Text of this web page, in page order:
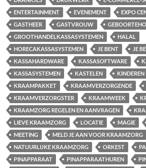
ENTERTAINMENT
EVENEMENT EXPO
GASTHEER
GASTVROUW
GROOTHANDELKASSASYSTEMEN
HALAL
HORECAKASSASYSTEMEN
JE BENT
JE
KASSAHARDWARE
KASSASOFTWARE
KASSASYSTEMEN
KASTELEN KINDEREN
KRAAMPAKKET
KRAAMVERZORGENDE
KRAAMVERZORGSTER
KRAAMWEEK
KRAAMZORG REGELEN EN AANVRAGEN
LIEVE KRAAMZORG
LOCATIE MAGIE
MEETING
MELD JE AAN VOOR KRAAMZORG
NATUURLIJKE KRAAMZORG
ORKEST
PINAPPARAAT
PINAPPARAATHUREN